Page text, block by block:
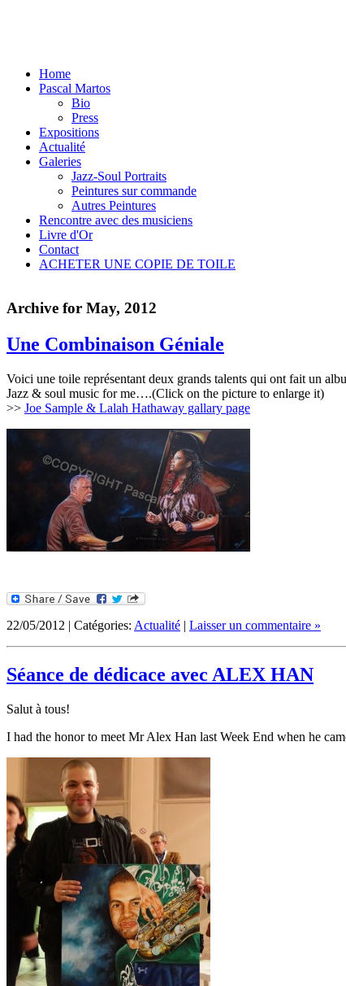
Home
Pascal Martos
Bio
Press
Expositions
Actualité
Galeries
Jazz-Soul Portraits
Peintures sur commande
Autres Peintures
Rencontre avec des musiciens
Livre d'Or
Contact
ACHETER UNE COPIE DE TOILE
Archive for May, 2012
Une Combinaison Géniale
Voici une toile représentant deux grands talents qui ont fait un
Jazz & soul music for me….(Click on the picture to enlarge it)
>> Joe Sample & Lalah Hathaway gallary page
22/05/2012 | Catégories: Actualité | Laisser un commentaire »
Séance de dédicace avec ALEX HAN
Salut à tous!
I had the honor to meet Mr Alex Han last Week End when he